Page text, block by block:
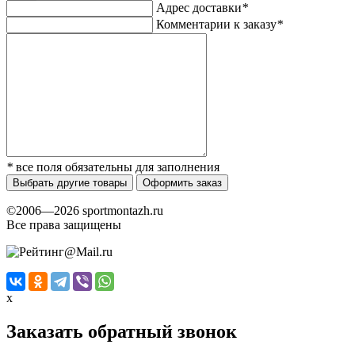
Адрес доставки*
Комментарии к заказу*
* все поля обязательны для заполнения
Выбрать другие товары Оформить заказ
©2006—2026 sportmontazh.ru
Все права защищены
x
Заказать обратный звонок